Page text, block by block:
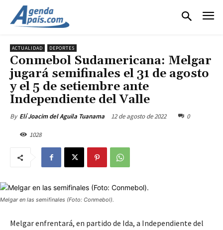
ACTUALIDAD DEPORTES
Conmebol Sudamericana: Melgar
jugará semifinales el 31 de agosto
y el 5 de setiembre ante
Independiente del Valle
By Elí Joacim del Aguila Tuanama 12 de agosto de 2022 0
1028
Melgar en las semifinales (Foto: Conmebol).
Melgar enfrentará, en partido de Ida, a Independiente del